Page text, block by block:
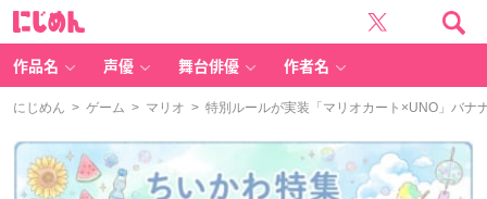
作品名 声優 舞台俳優 作者名
にじめん > ゲーム > マリオ > 特別ルールが実装「マリオカート×UNO」バナ